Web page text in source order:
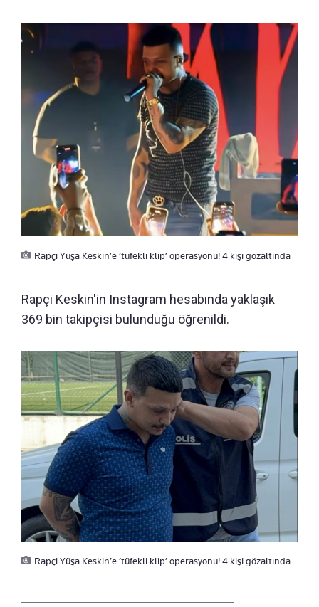
Rapçi Yüşa Keskin’e ‘tüfekli klip’ operasyonu! 4 kişi gözaltında
Rapçi Keskin'in Instagram hesabında yaklaşık
369 bin takipçisi bulunduğu öğrenildi.
Rapçi Yüşa Keskin’e ‘tüfekli klip’ operasyonu! 4 kişi gözaltında